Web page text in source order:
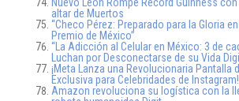
altar de Muertos
“Checo Pérez: Preparado para la Gloria
Premio de México”
“La Adicción al Celular en México: 3 de
Luchan por Desconectarse de su Vida
¡Meta Lanza una Revolucionaria Pantalla
Exclusiva para Celebridades de Instagram!
Amazon revoluciona su logística con la